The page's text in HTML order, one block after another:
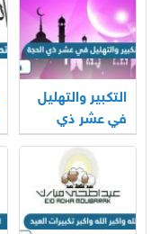
التكبير والتهليل
في عشر ذي
الحجة mp3